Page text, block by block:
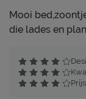
Mooi
die lades en